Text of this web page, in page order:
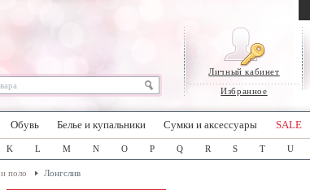
Личный кабинет
Избранное
Обувь Белье и купальники Сумки и аксессуары SALE
K L M N O P Q R S T U
поло Лонгслив